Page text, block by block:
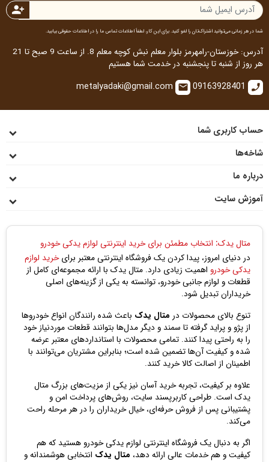
person_add
شما در هر زمانی می‌توانید اشتراک‌تان را لغو کنید. برای این کار، لطفاً اطلاعات تماس ما را در اطلاعات حقوقی بیابید.
آدرس: خوزستان-رامهرمز بلوار معلم نبش کوچه معلم 8. از ساعت 9 صبح تا 21
هر روز از شنبه تا پنجشنبه در خدمت شما هستیم
call
09163928401
email
حساب کاربری شما
شاخه‌ها
درباره ما
آموزش سایت
متال یدک: انتخاب مطمئن برای خرید اینترنتی لوازم یدکی خودرو
در دنیای امروز، پیدا کردن یک فروشگاه اینترنتی معتبر برایخرید لوازم
یدکی خودرو اهمیت زیادی دارد. متال یدک با ارائه مجموعه‌ای کامل از
قطعات و لوازم جانبی خودرو، توانسته به یکی از گزینه‌های اصلی
خریداران تبدیل شود.
تنوع بالای محصولات در متال یدک باعث شده رانندگان انواع خودروها
از پژو و پراید گرفته تا سمند و دیگر مدل‌ها بتوانند قطعات موردنیاز خود
را به راحتی پیدا کنند. تمامی محصولات با استانداردهای معتبر عرضه
شده و کیفیت آن‌ها تضمین شده است؛ بنابراین مشتریان می‌توانند با
اطمینان از اصالت کالا خرید کنند.
علاوه بر کیفیت، تجربه خرید آسان نیز یکی از مزیت‌های بزرگ متال
یدک است. طراحی کاربرپسند سایت، روش‌های پرداخت امن و
پشتیبانی پس از فروش حرفه‌ای، خیال خریداران را در هر مرحله راحت
می‌کند.
اگر به دنبال یک فروشگاه اینترنتی لوازم یدکی خودرو هستید که هم
کیفیت و هم خدمات عالی ارائه دهد، متال یدک انتخابی هوشمندانه و